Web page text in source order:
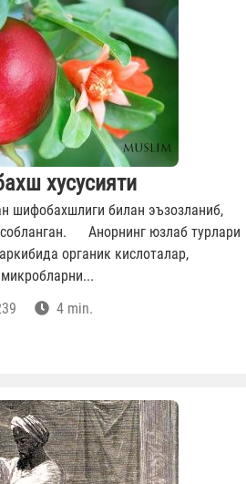
хусусияти
шифобахшлиги билан эъзозланиб,
Анорнинг юзлаб турлари
органик кислоталар,
4 min.